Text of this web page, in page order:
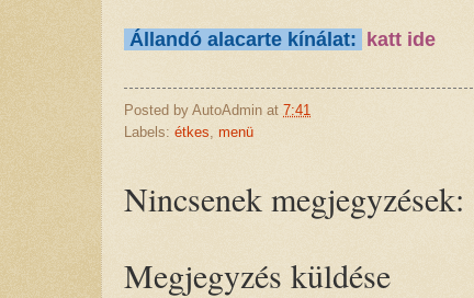
Állandó alacarte kínálat: katt ide
Posted by AutoAdmin at 7:41
Labels: étkes menü
Nincsenek megjegyzések:
Megjegyzés küldése